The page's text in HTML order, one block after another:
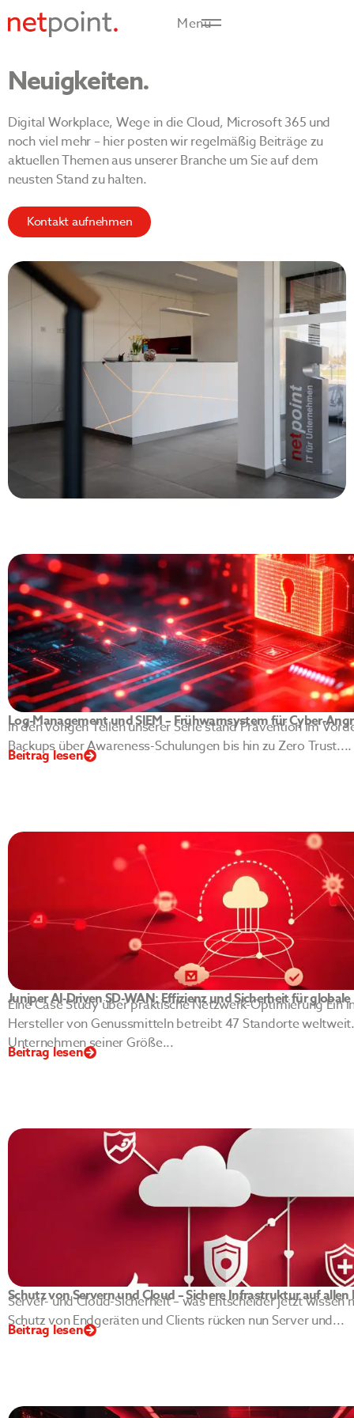
Menü
Neuigkeiten.
Digital Workplace, Wege in die Cloud, Microsoft 365 und
noch viel mehr – hier posten wir regelmäßig Beiträge zu
aktuellen Themen aus unserer Branche um Sie auf dem
neusten Stand zu halten.
Kontakt aufnehmen
Log-Management und SIEM – Frühwarnsystem für Cyber-
In den vorigen Teilen unserer Serie stand Prävention im
Backups über Awareness-Schulungen bis hin zu Zero Trust....
Beitrag lesen
Juniper AI-Driven SD-WAN: Effizienz und Sicherheit für
Eine Case Study über praktische Netzwerk-Optimierung Ein
Hersteller von Genussmitteln betreibt 47 Standorte
Unternehmen seiner Größe...
Beitrag lesen
Schutz von Servern und Cloud – Sichere Infrastruktur auf allen
Server- und Cloud-Sicherheit – was Entscheider jetzt wissen
Schutz von Endgeräten und Clients rücken nun Server und...
Beitrag lesen